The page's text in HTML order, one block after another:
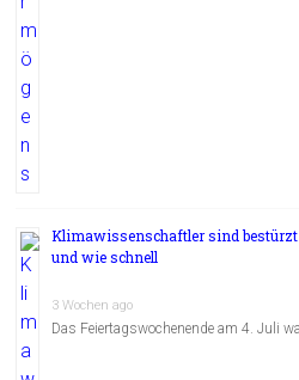
Klimawissenschaftler sind
und wie schnell
3 Wochen ago
Das Feiertagswochenende am 4. Juli